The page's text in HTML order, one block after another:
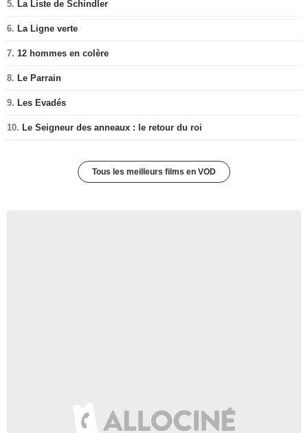
5. La Liste de Schindler
6. La Ligne verte
7. 12 hommes en colère
8. Le Parrain
9. Les Evadés
10. Le Seigneur des anneaux : le retour du roi
Tous les meilleurs films en VOD